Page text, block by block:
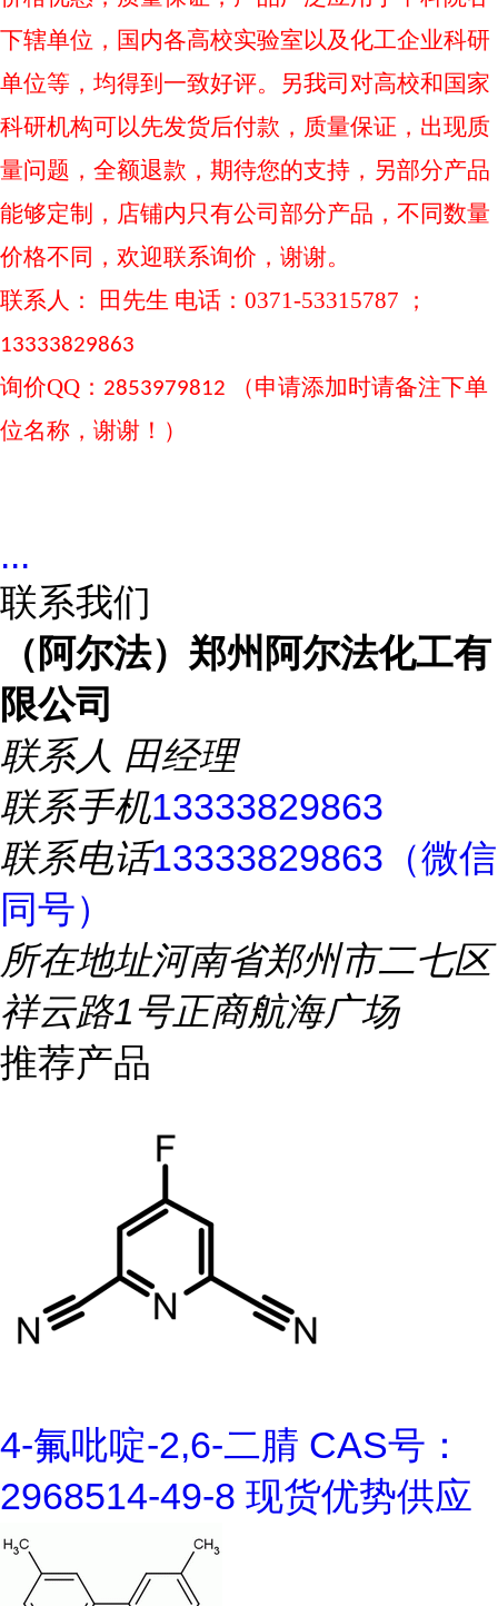
下辖单位，国内各高校实验室以及化工企业科研
单位等，均得到一致好评。另我司对高校和国家
科研机构可以先发货后付款，质量保证，出现质
量问题，全额退款，期待您的支持，另部分产品
能够定制，店铺内只有公司部分产品，不同数量
价格不同，欢迎联系询价，谢谢。
联系人：
田先生 电话：0371-53315787 ；
13333829863
询价QQ： 2853979812
（申请添加时请备注下单
位名称，谢谢！）
...
联系我们
（阿尔法）郑州阿尔法化工有
限公司
联系人 田经理
联系手机13333829863
联系电话13333829863（微信
同号）
所在地址河南省郑州市二七区
祥云路1号正商航海广场
推荐产品
4-氟吡啶-2,6-二腈 CAS号：
2968514-49-8 现货优势供应